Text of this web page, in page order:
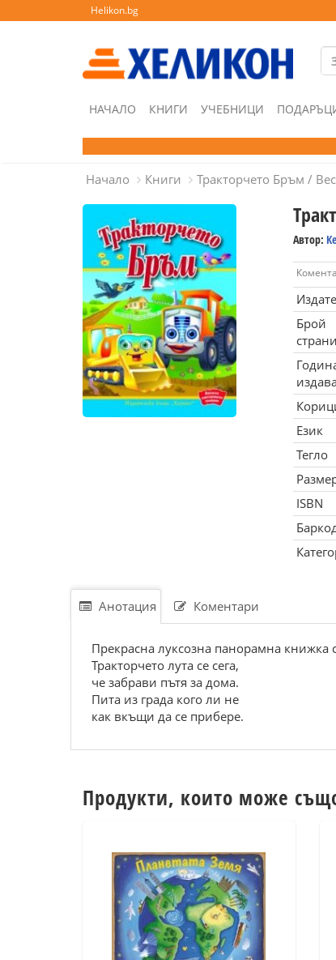
Helikon.bg
НАЧАЛО КНИГИ УЧЕБНИЦИ
Начало Книги Тракторчето Бръм /
Автор:
Брой
Език
Тегло
ISBN
Анотация Коментари
Прекрасна луксозна панорамна книжка
Тракторчето лута се сега,
че забрави пътя за дома.
Пита из града кого ли не
как вкъщи да се прибере.
Продукти, които може